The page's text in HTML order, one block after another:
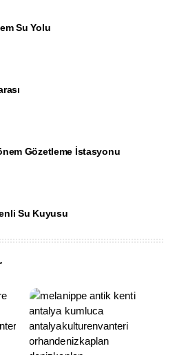
Su Yolu
Gözetleme İstasyonu
Su Kuyusu